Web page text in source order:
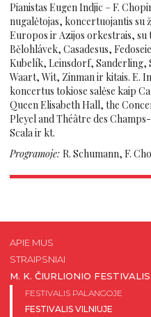
Pianistas Eugen Indjic – F.
nugalėtojas, koncertuojantis su
Europos ir Azijos orkestrais, su
Bělohlávek, Casadesus,
Kubelík, Leinsdorf, Sanderling,
Waart, Wit, Zinman ir kitais. E.
koncertus tokiose salėse kaip
Queen Elisabeth Hall, the
Pleyel and Théâtre des
Scala ir kt.
Programoje: R. Schumann, F.
APIE MUS
STRAIPSNIAI
M. K. ČIURLIONIO FESTIVALIS
FESTIVALIS PALANGOJE
FESTIVALIS VILNIUJE